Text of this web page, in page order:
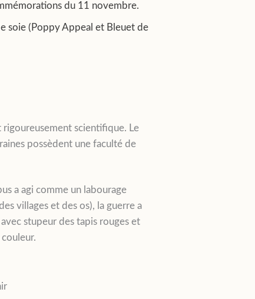
du 11 novembre.
soie (Poppy Appeal et Bleuet de
rigoureusement scientifique. Le
possèdent une faculté de
a agi comme un labourage
villages et des os), la guerre a
stupeur des tapis rouges et